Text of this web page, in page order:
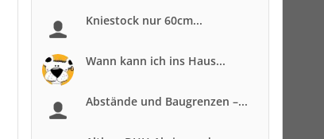
Kniestock nur 60cm...
Wann kann ich ins Haus...
Abstände und Baugrenzen –...